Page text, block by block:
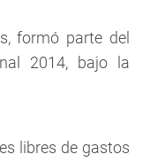
formó parte del
2014, bajo la
libres de gastos